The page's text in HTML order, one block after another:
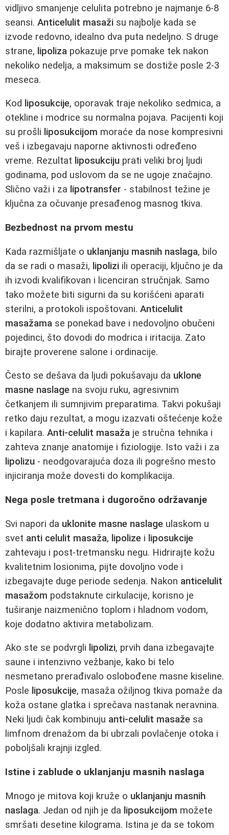
vidljivo smanjenje celulita potrebno je najmanje 6-8
seansi. Anticelulit masaži su najbolje kada se
izvode redovno, idealno dva puta nedeljno. S druge
strane, lipoliza pokazuje prve pomake tek nakon
nekoliko nedelja, a maksimum se dostiže posle 2-3
meseca.
Kod liposukcije, oporavak traje nekoliko sedmica, a
otekline i modrice su normalna pojava. Pacijenti koji
su prošli liposukcijom moraće da nose kompresivni
veš i izbegavaju naporne aktivnosti određeno
vreme. Rezultat liposukciju prati veliki broj ljudi
godinama, pod uslovom da se ne ugoje značajno.
Slično važi i za lipotransfer - stabilnost težine je
ključna za očuvanje presađenog masnog tkiva.
Bezbednost na prvom mestu
Kada razmišljate o uklanjanju masnih naslaga, bilo
da se radi o masaži, lipolizi ili operaciji, ključno je da
ih izvodi kvalifikovan i licenciran stručnjak. Samo
tako možete biti sigurni da su korišćeni aparati
sterilni, a protokoli ispoštovani. Anticelulit
masažama se ponekad bave i nedovoljno obučeni
pojedinci, što dovodi do modrica i iritacija. Zato
birajte proverene salone i ordinacije.
Često se dešava da ljudi pokušavaju da uklone
masne naslage na svoju ruku, agresivnim
četkanjem ili sumnjivim preparatima. Takvi pokušaji
retko daju rezultat, a mogu izazvati oštećenje kože
i kapilara. Anti-celulit masaža je stručna tehnika i
zahteva znanje anatomije i fiziologije. Isto važi i za
lipolizu - neodgovarajuća doza ili pogrešno mesto
injiciranja može dovesti do komplikacija.
Nega posle tretmana i dugoročno održavanje
Svi napori da uklonite masne naslage ulaskom u
svet anti celulit masaža, lipolize i liposukcije
zahtevaju i post-tretmansku negu. Hidrirajte kožu
kvalitetnim losionima, pijte dovoljno vode i
izbegavajte duge periode sedenja. Nakon anticelulit
masažom podstaknute cirkulacije, korisno je
tuširanje naizmenično toplom i hladnom vodom,
koje dodatno aktivira metabolizam.
Ako ste se podvrgli lipolizi, prvih dana izbegavajte
saune i intenzivno vežbanje, kako bi telo
nesmetano prerađivalo oslobođene masne kiseline.
Posle liposukcije, masaža ožiljnog tkiva pomaže da
koža ostane glatka i sprečava nastanak neravnina.
Neki ljudi čak kombinuju anti-celulit masaže sa
limfnom drenažom da bi ubrzali povlačenje otoka i
poboljšali krajnji izgled.
Istine i zablude o uklanjanju masnih naslaga
Mnogo je mitova koji kruže o uklanjanju masnih
naslaga. Jedan od njih je da liposukcijom možete
smršati desetine kilograma. Istina je da se tokom